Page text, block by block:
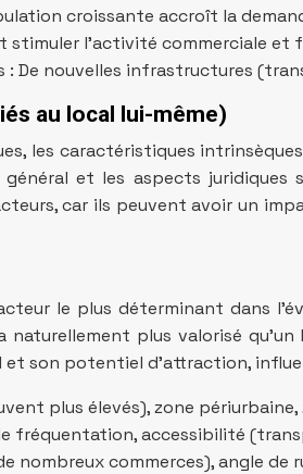
croissante accroît la
stimuler l’activité commerciale et
De nouvelles infrastructures
au local lui-même)
les caractéristiques
général et les aspects
car ils peuvent avoir un
le plus déterminant dans
plus valorisé
et son potentiel d’attraction,
plus élevés), zone
fréquentation, accessibilité
nombreux commerces), angle